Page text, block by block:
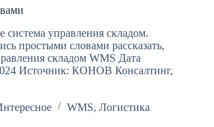
система управления складом.
простыми словами рассказать,
складом WMS Дата
Источник: КОНОВ Консалтинг,
WMS, Логистика